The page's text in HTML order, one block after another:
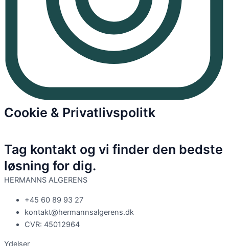
Cookie & Privatlivspolitk
Tag kontakt og vi finder den bedste
løsning for dig.
HERMANNS ALGERENS
+45 60 89 93 27
kontakt@hermannsalgerens.dk
CVR: 45012964
Ydelser